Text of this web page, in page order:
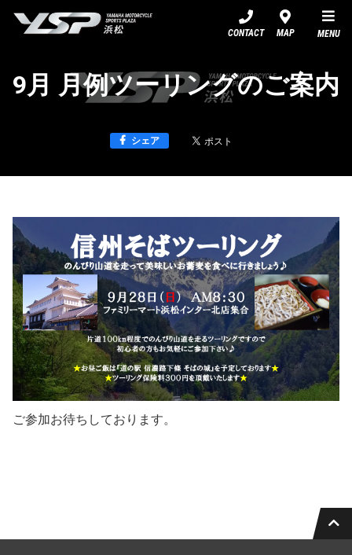
CONTACT MAP MENU
9月 月例ツーリングのご案内
シェア
ご参加お待ちしております。